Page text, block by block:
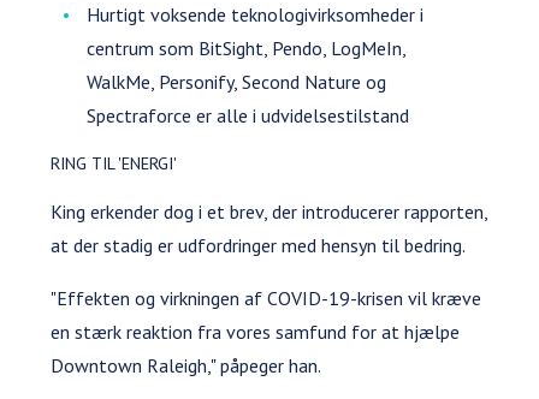
Hurtigt voksende teknologivirksomheder i
centrum som BitSight, Pendo, LogMeIn,
WalkMe, Personify, Second Nature og
Spectraforce er alle i udvidelsestilstand
RING TIL 'ENERGI'
King erkender dog i et brev, der introducerer rapporten,
at der stadig er udfordringer med hensyn til bedring.
"Effekten og virkningen af COVID-19-krisen vil kræve
en stærk reaktion fra vores samfund for at hjælpe
Downtown Raleigh," påpeger han.